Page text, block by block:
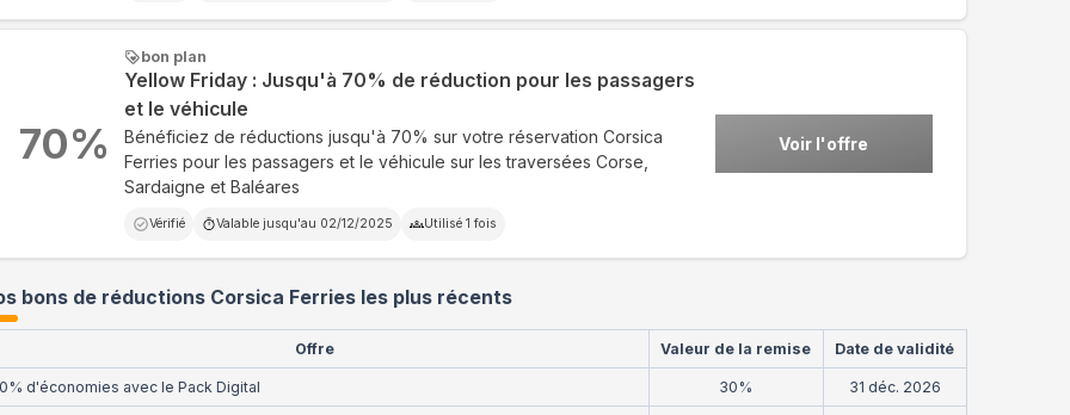
bon plan
Yellow Friday : Jusqu'à 70% de réduction pour les passagers
et le véhicule
Bénéficiez de réductions jusqu'à 70% sur votre réservation Corsica
Ferries pour les passagers et le véhicule sur les traversées Corse,
Sardaigne et Baléares
Vérifié Valable jusqu'au 02/12/2025 Utilisé 1 fois
Voir l'offre
70%
bons de réductions Corsica Ferries les plus récents
Offre Valeur de la remise Date de validité
d'économies avec le Pack Digital 30% 31 déc. 2026